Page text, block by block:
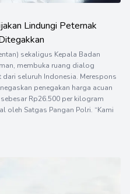
Lindungi Peternak
sekaligus Kepala Badan
membuka ruang dialog
seluruh Indonesia. Merespons
penegakan harga acuan
Rp26.500 per kilogram
oleh Satgas Pangan Polri. “Kami